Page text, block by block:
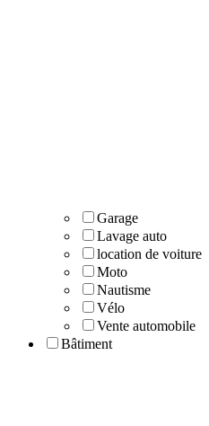
Garage
Lavage auto
location de voiture
Moto
Nautisme
Vélo
Vente automobile
Bâtiment